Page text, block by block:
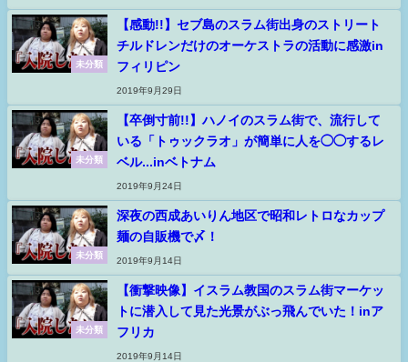
未分類
【感動!!】セブ島のスラム街出身のストリート
チルドレンだけのオーケストラの活動に感激in
フィリピン
2019年9月29日
未分類
【卒倒寸前!!】ハノイのスラム街で、流行して
いる「トゥックラオ」が簡単に人を◯◯するレ
ベル...inベトナム
2019年9月24日
未分類
深夜の西成あいりん地区で昭和レトロなカップ
麺の自販機で〆！
2019年9月14日
未分類
【衝撃映像】イスラム教国のスラム街マーケッ
トに潜入して見た光景がぶっ飛んでいた！inア
フリカ
2019年9月14日